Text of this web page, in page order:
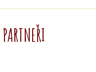
PARTNEŘI